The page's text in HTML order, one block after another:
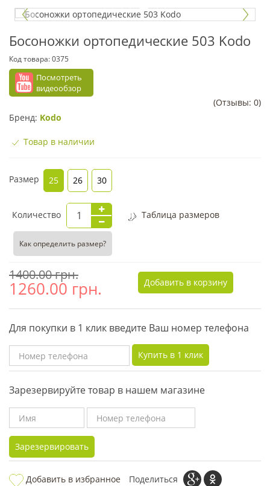
Босоножки ортопедические 503 Kodo
Код товара:0375
Посмотреть
видеообзор
(Отзывы: 0)
Бренд: Kodo
Товар в наличии
Размер 25 26 30
Количество Таблица размеров
Как определить размер?
1400.00 грн.
1260.00 грн. Добавить в корзину
Для покупки в 1 клик введите Ваш номер телефона
Купить в 1 клик
Зарезервируйте товар в нашем магазине
Зарезервировать
Добавить в избранное Поделиться